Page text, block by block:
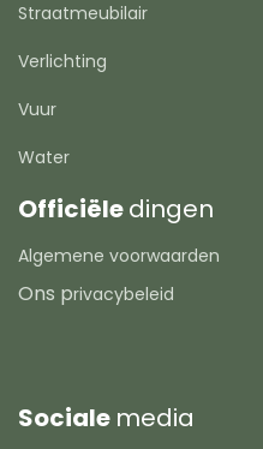
Straatmeubilair
Verlichting
Vuur
Water
Officiëledingen
Algemene voorwaarden
Ons privacybeleid
Sociale media